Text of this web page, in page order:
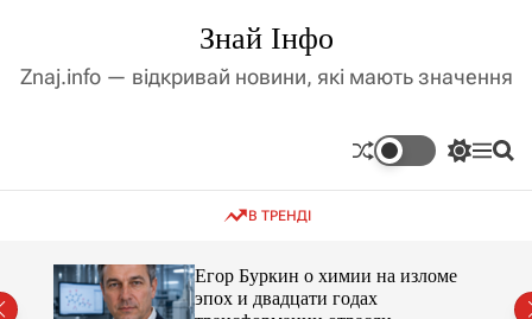
д
і
Знай Інфо
Znaj.info — відкривай новини, які мають значення
П
к
М П
В ТРЕНДІ
Егор Буркин о химии на изломе
эпох и двадцати годах